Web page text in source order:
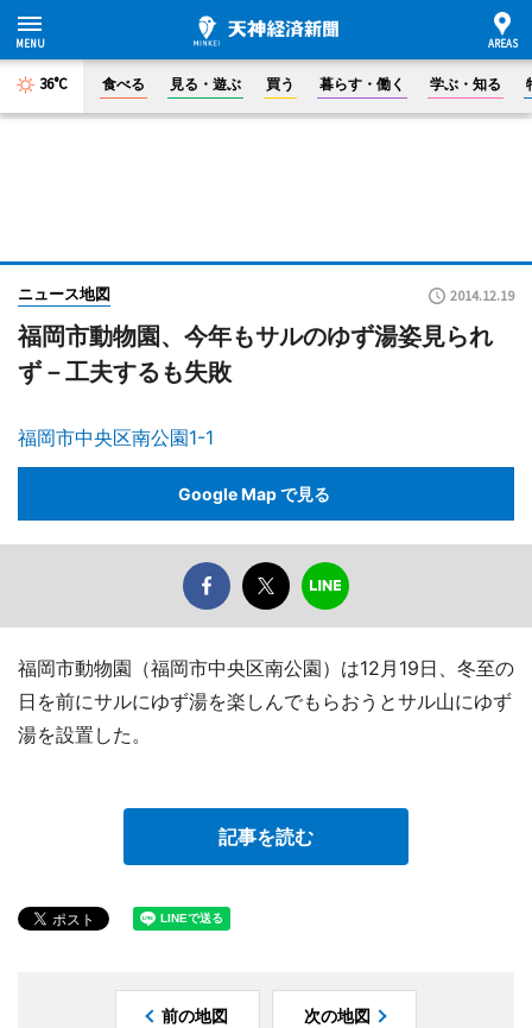
36°C 食べる 見る・遊ぶ 買う 暮らす・働く 学ぶ・知る
ニュース地図 2014.12.19
福岡市動物園、今年もサルのゆず湯姿見られ
ず－工夫するも失敗
福岡市中央区南公園1-1
Google Map で見る
福岡市動物園（福岡市中央区南公園）は12月19日、冬至の
日を前にサルにゆず湯を楽しんでもらおうとサル山にゆず
湯を設置した。
記事を読む
前の地図 次の地図